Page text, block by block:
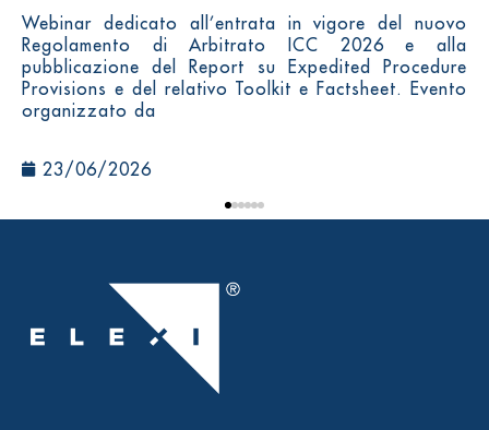
Webinar dedicato all’entrata in vigore del nuovo
Regolamento di Arbitrato ICC 2026 e alla
pubblicazione del Report su Expedited Procedure
Provisions e del relativo Toolkit e Factsheet. Evento
organizzato da
23/06/2026